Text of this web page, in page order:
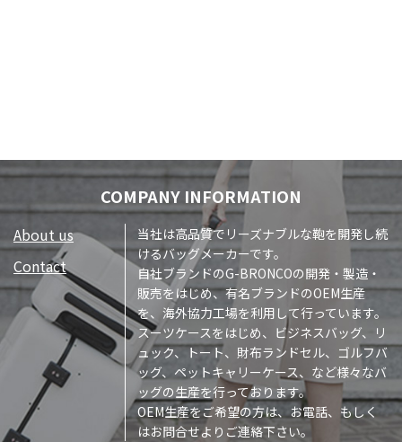
COMPANY INFORMATION
About us
Contact
当社は高品質でリーズナブルな鞄を開発し続
けるバッグメーカーです。
自社ブランドのG-BRONCOの開発・製造・
販売をはじめ、有名ブランドのOEM生産
を、海外協力工場を利用して行っています。
スーツケースをはじめ、ビジネスバッグ、リ
ュック、トート、財布ランドセル、ゴルフバ
ッグ、ペットキャリーケース、など様々なバ
ッグの生産を行っております。
OEM生産をご希望の方は、お電話、もしく
はお問合せよりご連絡下さい。